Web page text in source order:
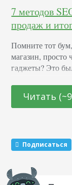
7 методов
продаж и
Помните тот
магазин,
гаджеты? Это
ритейлеров, и
Читать
Подписаться